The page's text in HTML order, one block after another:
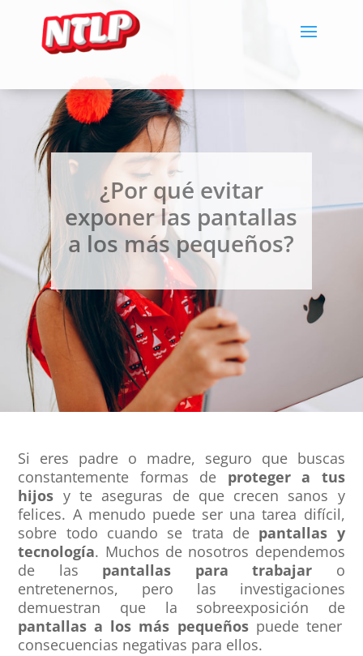
¿Por qué evitar
exponer las pantallas
a los más pequeños?
Si eres padre o madre, seguro que buscas
constantemente formas de proteger a tus
hijos y te aseguras de que crecen sanos y
felices. A menudo puede ser una tarea difícil,
sobre todo cuando se trata de pantallas y
tecnología. Muchos de nosotros dependemos
de las pantallas para trabajar o
entretenernos, pero las investigaciones
demuestran que la sobreexposición de
pantallas a los más pequeñospuede tener
consecuencias negativas para ellos.